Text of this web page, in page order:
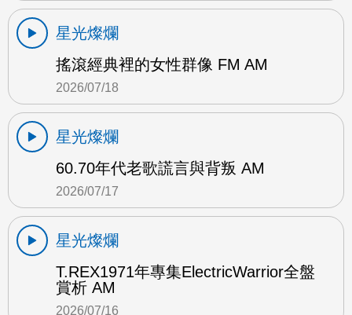
星光燦爛
搖滾經典裡的女性群像 FM AM
2026/07/18
星光燦爛
60.70年代老歌謊言與背叛 AM
2026/07/17
星光燦爛
T.REX1971年專集ElectricWarrior全盤
賞析 AM
2026/07/16